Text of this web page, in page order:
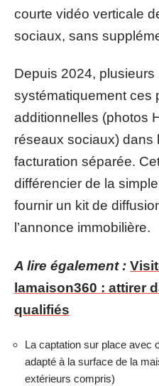
courte vidéo verticale
sociaux, sans
Depuis 2024,
systématiquement ces
additionnelles (photos
réseaux sociaux) dans
facturation séparée.
différencier de la
fournir un kit de
l’annonce immobilière.
A lire également :
lamaison360 : attirer
qualifiés
La captation sur place avec
adapté à la surface de la
extérieurs compris)